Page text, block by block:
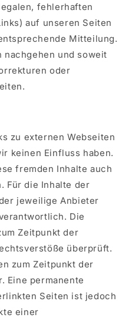
fehlerhaften
auf unseren Seiten
Mitteilung.
nachgehen und soweit
oder
zu externen Webseiten
keinen Einfluss haben.
fremden Inhalte auch
Für die Inhalte der
jeweilige Anbieter
Die
Zeitpunkt der
überprüft.
zum Zeitpunkt der
Eine permanente
Seiten ist jedoch
einer